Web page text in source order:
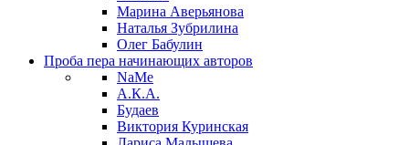
Марина Аверьянова
Наталья Зубрилина
Олег Бабулин
Проба пера начинающих авторов
NaMe
А.К.А.
Будаев
Виктория Куринская